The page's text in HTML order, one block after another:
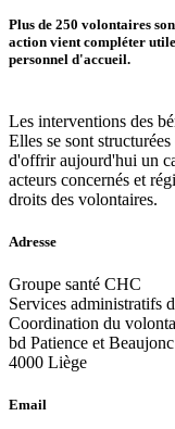
Plus de 250 volontaires
action vient compléter
personnel d'accueil.
Les interventions des
Elles se sont
d'offrir aujourd'hui un
acteurs concernés et
droits des volontaires.
Adresse
Groupe santé CHC
Services administratifs
Coordination du
bd Patience et
4000 Liège
Email